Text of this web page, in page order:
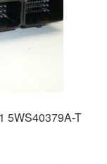
5WS40379A-T